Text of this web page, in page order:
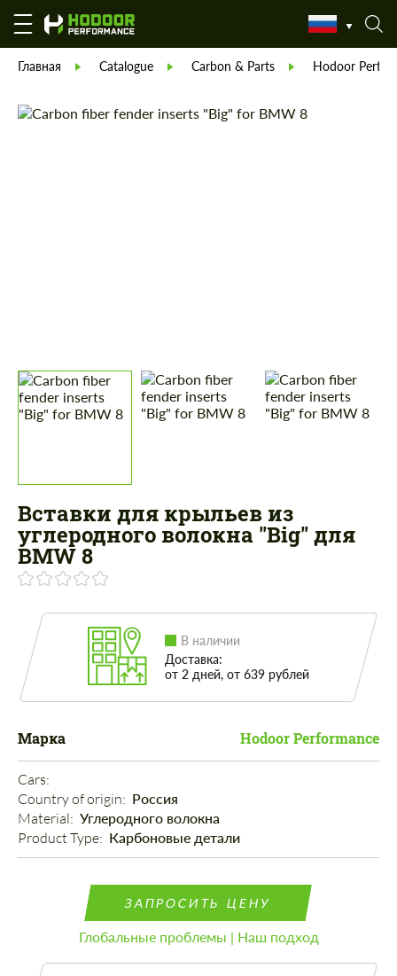
Главная Catalogue Carbon & Parts Hodoor
Вставки для крыльев из
углеродного волокна "Big" для
BMW 8
В наличии
Доставка:
от 2 дней, от 639 рублей
Марка Hodoor Performance
Cars:
Country of origin: Россия
Material: Углеродного волокна
Product Type: Карбоновые детали
ЗАПРОСИТЬ ЦЕНУ
Глобальные проблемы | Наш подход